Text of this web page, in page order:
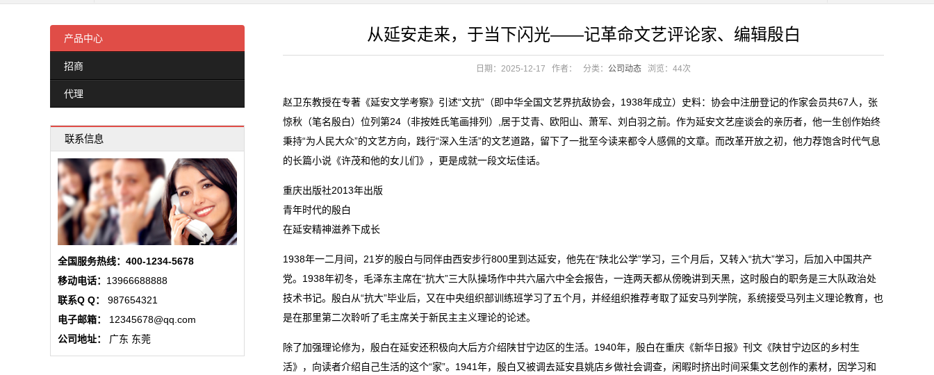
全程直播！国家级艺术团体新春文艺演出来了，附节目单
激发活力 岁启新程——济南市民间文艺家协会共绘泉城文艺新蓝图
从延安走来，于当下闪光——记革命文艺评论家、编辑殷白
闽派文艺系列访谈丨吴新斌：闽派戏剧 奋勇争先
外泌体前沿探索：根莱生技持续投入大健康研发，领航口服美容新纪元
全程直播！国家级艺术团体新春文艺演出来了，附节目单
激发活力 岁启新程——济南市民间文艺家协会共绘泉城文艺新蓝图
当文艺遇见军营，这场“新老对话”温暖人心
从延安走来，于当下闪光——记革命文艺评论家、编辑殷白
闽派文艺系列访谈丨吴新斌：闽派戏剧 奋勇争先
产品中心
招商
代理
联系信息
全国服务热线：400-1234-5678
移动电话： 13966688888
联系Q Q： 987654321
电子邮箱： 12345678@qq.com
公司地址： 广东 东莞
从延安走来，于当下闪光——记革命文艺评论家、编辑殷白
日期：2025-12-17 作者： 分类： 公司动态 浏览： 44次
赵卫东教授在专著《延安文学考察》引述“文抗”（即中华全国文艺界抗敌协会，1938年成立）史料：协会中注册登记的作家会员共67人，张
惊秋（笔名殷白）位列第24（非按姓氏笔画排列）,居于艾青、欧阳山、萧军、刘白羽之前。作为延安文艺座谈会的亲历者，他一生创作始终
秉持“为人民大众”的文艺方向，践行“深入生活”的文艺道路，留下了一批至今读来都令人感佩的文章。而改革开放之初，他力荐饱含时代气息
的长篇小说《许茂和他的女儿们》，更是成就一段文坛佳话。
重庆出版社2013年出版
青年时代的殷白
在延安精神滋养下成长
1938年一二月间，21岁的殷白与同伴由西安步行800里到达延安，他先在“陕北公学”学习，三个月后，又转入“抗大”学习，后加入中国共产
党。1938年初冬，毛泽东主席在“抗大”三大队操场作中共六届六中全会报告，一连两天都从傍晚讲到天黑，这时殷白的职务是三大队政治处
技术书记。殷白从“抗大”毕业后，又在中央组织部训练班学习了五个月，并经组织推荐考取了延安马列学院，系统接受马列主义理论教育，也
是在那里第二次聆听了毛主席关于新民主主义理论的论述。
除了加强理论修为，殷白在延安还积极向大后方介绍陕甘宁边区的生活。1940年，殷白在重庆《新华日报》刊文《陕甘宁边区的乡村生
活》，向读者介绍自己生活的这个“家”。1941年，殷白又被调去延安县姚店乡做社会调查，闲暇时挤出时间采集文艺创作的素材，因学习和